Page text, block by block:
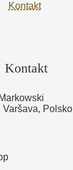
Kontakt
Kontakt
Varšava, Polsko